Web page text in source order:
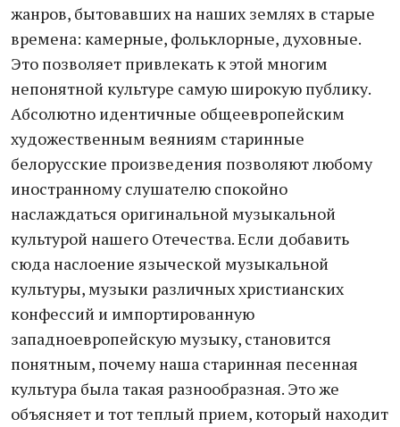
жанров, бытовавших на наших землях в старые
времена: камерные, фольклорные, духовные.
Это позволяет привлекать к этой многим
непонятной культуре самую широкую публику.
Абсолютно идентичные общеевропейским
художественным веяниям старинные
белорусские произведения позволяют любому
иностранному слушателю спокойно
наслаждаться оригинальной музыкальной
культурой нашего Отечества. Если добавить
сюда наслоение языческой музыкальной
культуры, музыки различных христианских
конфессий и импортированную
западноевропейскую музыку, становится
понятным, почему наша старинная песенная
культура была такая разнообразная. Это же
объясняет и тот теплый прием, который находит